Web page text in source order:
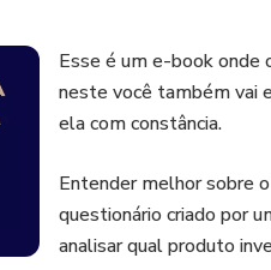
Esse é um e-book onde
neste você também vai
ela com constância.
Entender melhor sobre
questionário criado por
analisar qual produto